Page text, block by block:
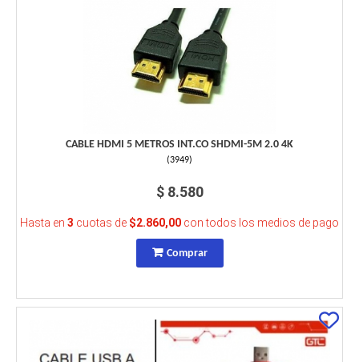
CABLE HDMI 5 METROS INT.CO SHDMI-5M 2.0 4K
(3949)
$ 8.580
Hasta en 3 cuotas de $2.860,00 con todos los medios de pago
Comprar